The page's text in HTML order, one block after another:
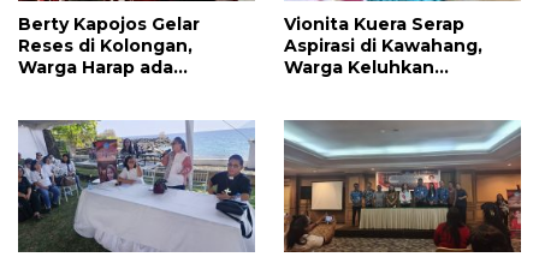
Berty Kapojos Gelar
Reses di Kolongan,
Warga Harap ada
Vionita Kuera Serap
Aspirasi di Kawahang,
Warga Keluhkan